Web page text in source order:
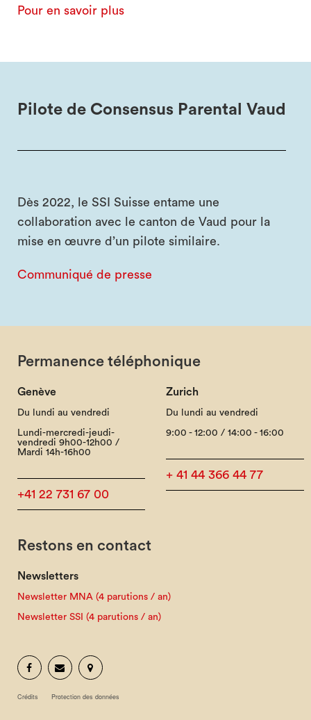
Pour en savoir plus
Pilote de Consensus Parental Vaud
Dès 2022, le SSI Suisse entame une
collaboration avec le canton de Vaud pour la
mise en œuvre d’un pilote similaire.
Communiqué de presse
Permanence téléphonique
Genève
Du lundi au vendredi
Lundi-mercredi-jeudi-
vendredi 9h00-12h00 /
Mardi 14h-16h00
+41 22 731 67 00
Zurich
Du lundi au vendredi
9:00 - 12:00 / 14:00 - 16:00
+ 41 44 366 44 77
Restons en contact
Newsletters
Newsletter MNA (4 parutions / an)
Newsletter SSI (4 parutions / an)
Crédits Protection des données